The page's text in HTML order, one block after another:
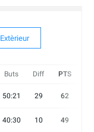
Extèrieur
Buts Diff PTS
50:21 29 62
40:30 10 49